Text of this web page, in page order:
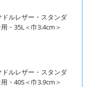
ルレザー・スタンダ
・35L＜巾3.4cm＞
ルレザー・スタンダ
・40S＜巾3.9cm＞